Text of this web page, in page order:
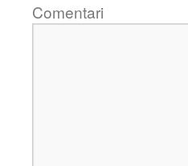
Comentari